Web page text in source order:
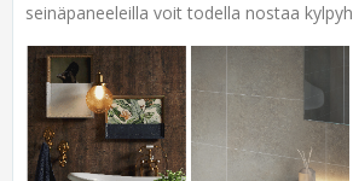
seinäpaneeleilla voit todella nostaa